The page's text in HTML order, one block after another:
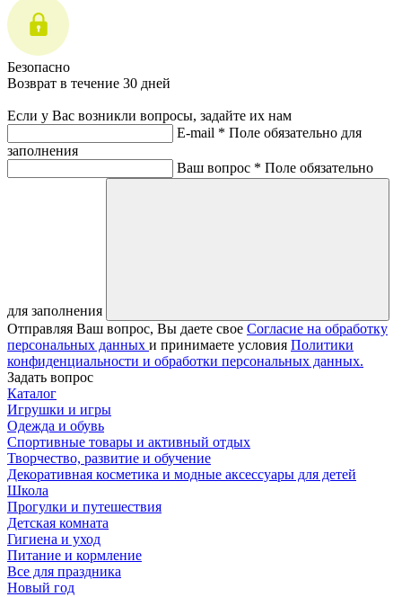
Безопасно
Возврат в течение 30 дней
Если у Вас возникли вопросы, задайте их нам
E-mail * Поле обязательно для
заполнения
Ваш вопрос * Поле обязательно
для заполнения
Отправляя Ваш вопрос, Вы даете свое Согласие на обработку
персональных данных и принимаете условия Политики
конфиденциальности и обработки персональных данных.
Задать вопрос
Каталог
Игрушки и игры
Одежда и обувь
Спортивные товары и активный отдых
Творчество, развитие и обучение
Декоративная косметика и модные аксессуары для детей
Школа
Прогулки и путешествия
Детская комната
Гигиена и уход
Питание и кормление
Все для праздника
Новый год